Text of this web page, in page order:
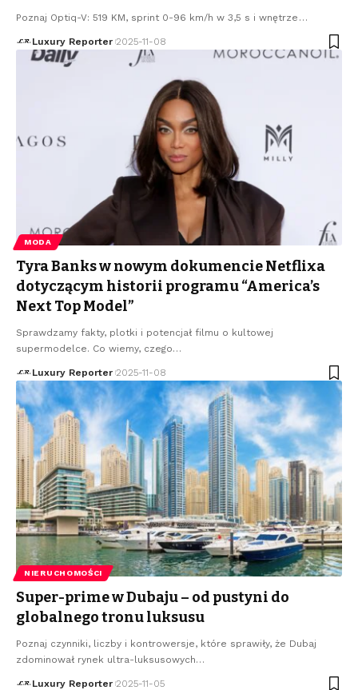
Poznaj Optiq-V: 519 KM, sprint 0-96 km/h w 3,5 s i wnętrze …
Luxury Reporter 2025-11-08
MODA
Tyra Banks w nowym dokumencie Netflixa
dotyczącym historii programu “America’s
Next Top Model”
Sprawdzamy fakty, plotki i potencjał filmu o kultowej
supermodelce. Co wiemy, czego…
Luxury Reporter 2025-11-08
NIERUCHOMOŚCI
Super-prime w Dubaju – od pustyni do
globalnego tronu luksusu
Poznaj czynniki, liczby i kontrowersje, które sprawiły, że Dubaj
zdominował rynek ultra-luksusowych…
Luxury Reporter 2025-11-05